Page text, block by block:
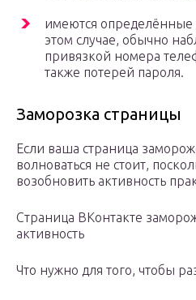
имеются
этом случае, обычно
привязкой номера
также потерей пароля.
Заморозка страницы
Если ваша страница
волноваться не стоит,
возобновить активность
Страница ВКонтакте
активность
Что нужно для того, чтобы